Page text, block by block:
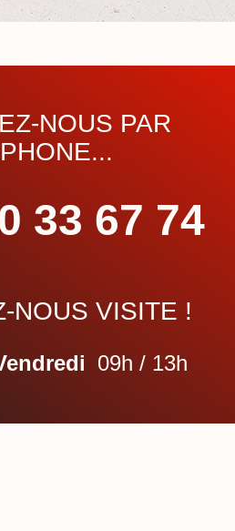
NOUS PAR
33 67 74
NOUS VISITE !
09h / 13h